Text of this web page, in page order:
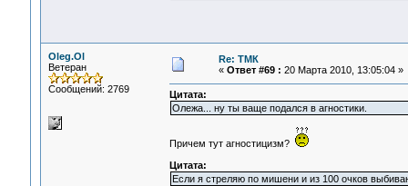
Oleg.Ol
Ветеран
Сообщений: 2769
Re: ТМК
« Ответ #69 : 20 Марта 2010, 13:05:04 »
Цитата:
Олежа... ну ты ваще подался в агностики.
Причем тут агностицизм?
Цитата:
Если я стреляю по мишени и из 100 очков